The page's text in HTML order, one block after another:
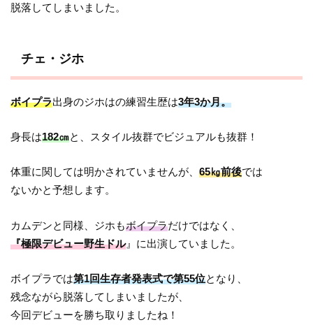
脱落してしまいました。
チェ・ジホ
ボイプラ出身のジホはの練習生歴は3年3か月。
身長は182㎝と、スタイル抜群でビジュアルも抜群！
体重に関しては明かされていませんが、65㎏前後では
ないかと予想します。
カムデンと同様、ジホもボイプラだけではなく、
『極限デビュー野生ドル』に出演していました。
ボイプラでは第1回生存者発表式で第55位となり、
残念ながら脱落してしまいましたが、
今回デビューを勝ち取りましたね！